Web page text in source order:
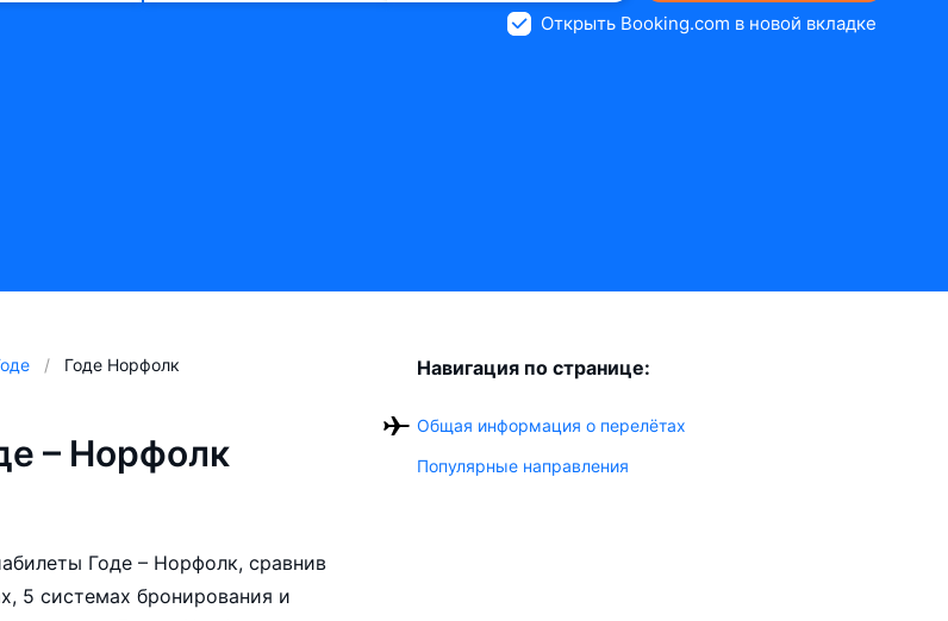
Открыть Booking.com в новой вкладке
Годе Норфолк
– Норфолк
Годе – Норфолк, сравнив
5 системах бронирования и
Навигация по странице:
Общая информация о перелётах
Популярные направления